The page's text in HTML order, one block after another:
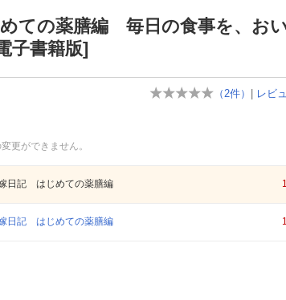
ての薬膳編 毎日の食事を、お
書籍版]
（ 2件） | レビ
更ができません。
日記 はじめての薬膳編
日記 はじめての薬膳編